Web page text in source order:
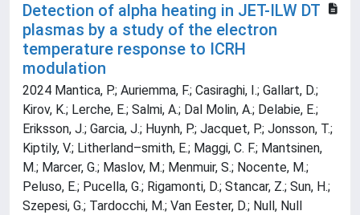
Detection of alpha heating in JET-ILW DT
plasmas by a study of the electron
temperature response to ICRH
modulation
2024 Mantica, P.; Auriemma, F.; Casiraghi, I.; Gallart, D.;
Kirov, K.; Lerche, E.; Salmi, A.; Dal Molin, A.; Delabie, E.;
Eriksson, J.; Garcia, J.; Huynh, P.; Jacquet, P.; Jonsson, T.;
Kiptily, V.; Litherland–smith, E.; Maggi, C. F.; Mantsinen,
M.; Marcer, G.; Maslov, M.; Menmuir, S.; Nocente, M.;
Peluso, E.; Pucella, G.; Rigamonti, D.; Stancar, Z.; Sun, H.;
Szepesi, G.; Tardocchi, M.; Van Eester, D.; Null, Null